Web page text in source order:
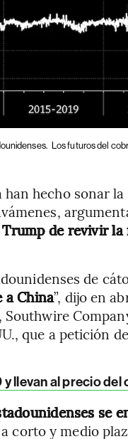
Los futuros del
hecho sonar
de revivir
de
China”, dijo en
que a petición
llevan al precio del
se
corto y medio